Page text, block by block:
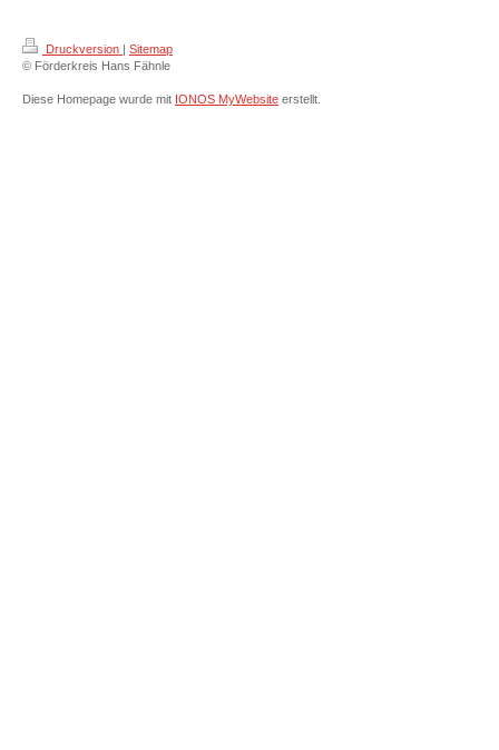
Druckversion
Sitemap
© Förderkreis Hans Fähnle
Diese Homepage wurde mit IONOS MyWebsite erstellt.